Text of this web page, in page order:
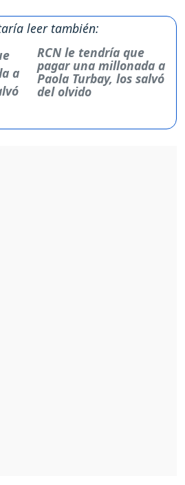
leer también:
RCN le tendría que
pagar una millonada a
Paola Turbay, los salvó
del olvido